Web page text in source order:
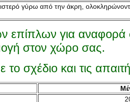
γύρω από την άκρη,
επίπλων για αναφορά
στον χώρο σας.
σχέδιο και τις